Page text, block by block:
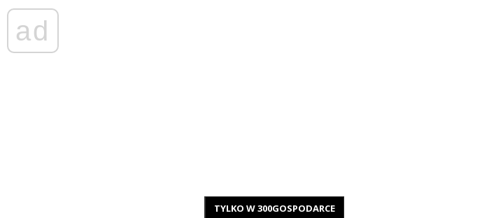
ad
TYLKO W 300GOSPODARCE